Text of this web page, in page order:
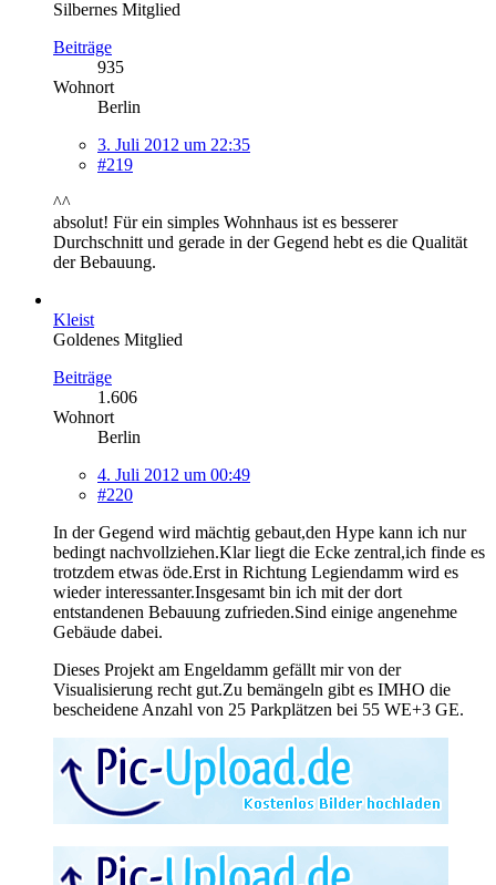
Silbernes Mitglied
Beiträge
935
Wohnort
Berlin
3. Juli 2012 um 22:35
#219
^^
absolut! Für ein simples Wohnhaus ist es besserer
Durchschnitt und gerade in der Gegend hebt es die Qualität
der Bebauung.
Kleist
Goldenes Mitglied
Beiträge
1.606
Wohnort
Berlin
4. Juli 2012 um 00:49
#220
In der Gegend wird mächtig gebaut,den Hype kann ich nur
bedingt nachvollziehen.Klar liegt die Ecke zentral,ich finde es
trotzdem etwas öde.Erst in Richtung Legiendamm wird es
wieder interessanter.Insgesamt bin ich mit der dort
entstandenen Bebauung zufrieden.Sind einige angenehme
Gebäude dabei.
Dieses Projekt am Engeldamm gefällt mir von der
Visualisierung recht gut.Zu bemängeln gibt es IMHO die
bescheidene Anzahl von 25 Parkplätzen bei 55 WE+3 GE.